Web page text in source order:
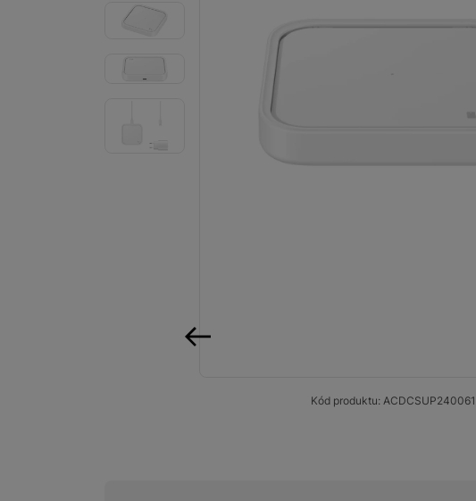
Audio
Domácí spotřebiče
Předobjednejte novou
Kód produktu: ACDCSUP240061